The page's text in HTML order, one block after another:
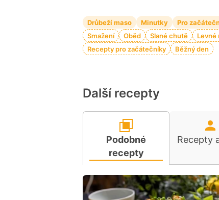
Drůbeží maso Minutky Pro
Smažení
Oběd Slané chutě Levné
Recepty pro začátečníky
Běžný den
Další recepty
Podobné
recepty
Recepty